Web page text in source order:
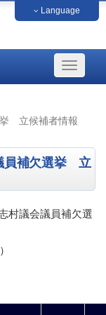
Language
挙 立候補者情報
員補欠選挙 立
村議会議員補欠選